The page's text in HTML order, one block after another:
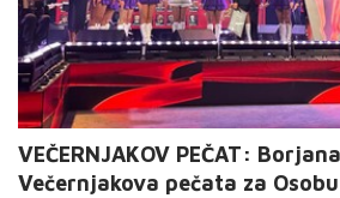
VEČERNJAKOV PEČAT:
Večernjakova pečata za